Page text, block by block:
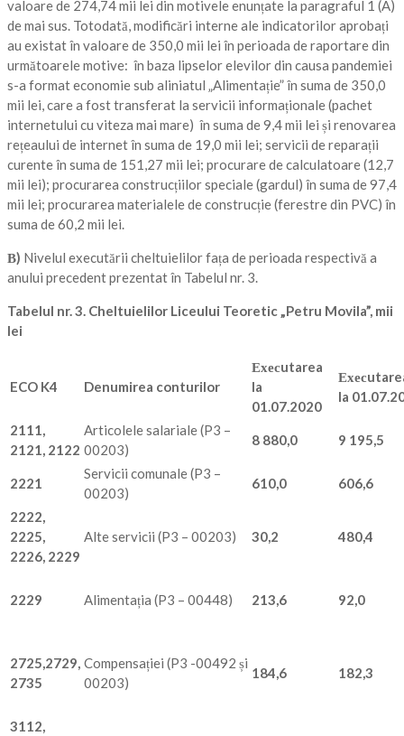
valoare de 274,74 mii lei din motivele enunțate la paragraful 1 (A)
de mai sus. Totodată, modificări interne ale indicatorilor aprobați
au existat în valoare de 350,0 mii lei în perioada de raportare din
următoarele motive: în baza lipselor elevilor din causa pandemiei
s-a format economie sub aliniatul „Alimentație” în suma de 350,0
mii lei, care a fost transferat la servicii informaționale (pachet
internetului cu viteza mai mare) în suma de 9,4 mii lei și renovarea
rețeaului de internet în suma de 19,0 mii lei; servicii de reparații
curente în suma de 151,27 mii lei; procurare de calculatoare (12,7
mii lei); procurarea construcțiilor speciale (gardul) în suma de 97,4
mii lei; procurarea materialele de construcție (ferestre din PVC) în
suma de 60,2 mii lei.
В) Nivelul executării cheltuielilor fața de perioada respectivă a
anului precedent prezentat în Tabelul nr. 3.
Tabelul nr. 3. Cheltuielilor Liceului Teoretic„Petru Movila”, mii
lei
ECO K4 Denumirea conturilor
Ехесutarea
la
01.07.2020
Ехес
la
2111,
2121, 2122
Articolele salariale (P3 –
00203)
8 880,0 9 195,5
2221
Servicii comunale (P3 –
00203)
610,0 606,6
2222,
2225,
2226, 2229
Alte servicii (P3 – 00203) 30,2 480,4
2229 Alimentația (P3 – 00448) 213,6 92,0
2725,2729,
2735
Compensației (P3 -00492 și
00203)
184,6 182,3
3112,